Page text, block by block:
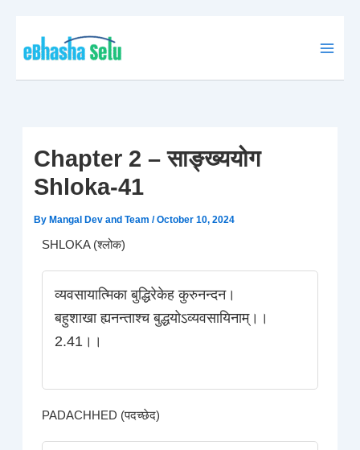
content
Chapter 2 – साङ्ख्ययोग
Shloka-41
By Mangal Dev and Team/October 10, 2024
SHLOKA (श्लोक)
व्यवसायात्मिका बुद्धिरेकेह कुरुनन्दन।
बहुशाखा ह्यनन्ताश्च बुद्धयोऽव्यवसायिनाम्।।
2.41।।
PADACHHED (पदच्छेद)